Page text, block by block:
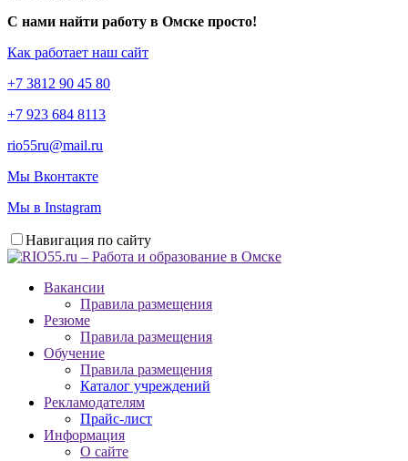
С нами найти работу в Омске просто!
Как работает наш сайт
+7 3812 90 45 80
+7 923 684 8113
rio55ru@mail.ru
Мы Вконтакте
Мы в Instagram
Навигация по сайту
Вакансии
Правила размещения
Резюме
Правила размещения
Обучение
Правила размещения
Каталог учреждений
Рекламодателям
Прайс-лист
Информация
О сайте